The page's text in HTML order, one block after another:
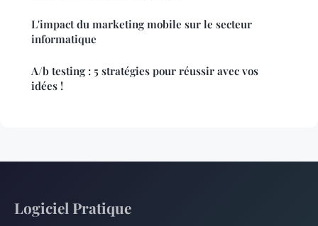
L'impact du marketing mobile sur le secteur
informatique
A/b testing : 5 stratégies pour réussir avec vos
idées !
Logiciel Pratique